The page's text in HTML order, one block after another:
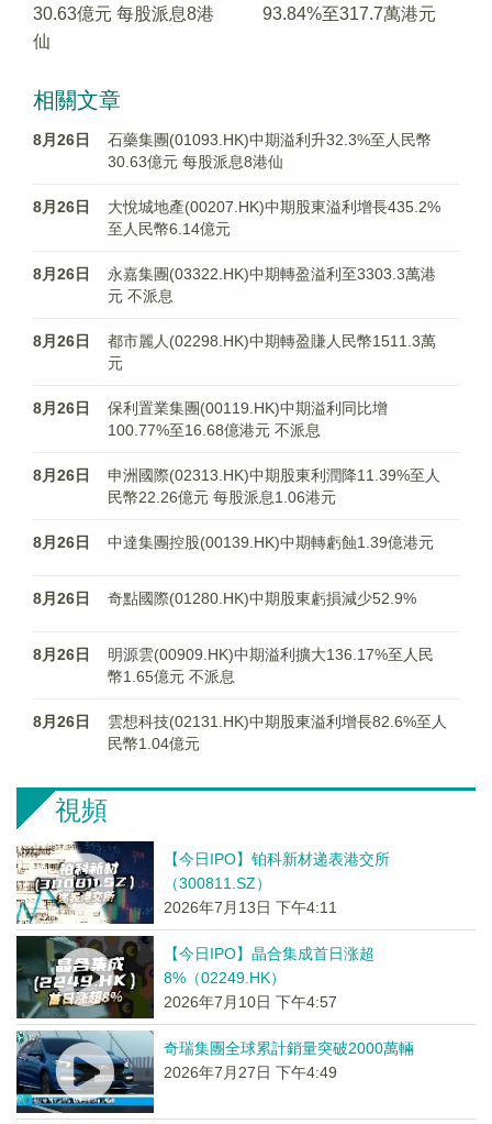
30.63億元 每股派息8港
仙
93.84%至317.7萬港元
相關文章
8月26日
石藥集團(01093.HK)中期溢利升32.3%至人民幣
30.63億元 每股派息8港仙
8月26日
大悅城地產(00207.HK)中期股東溢利增長435.2%
至人民幣6.14億元
8月26日
永嘉集團(03322.HK)中期轉盈溢利至3303.3萬港
元 不派息
8月26日
都市麗人(02298.HK)中期轉盈賺人民幣1511.3萬
元
8月26日
保利置業集團(00119.HK)中期溢利同比增
100.77%至16.68億港元 不派息
8月26日
申洲國際(02313.HK)中期股東利潤降11.39%至人
民幣22.26億元 每股派息1.06港元
8月26日 中達集團控股(00139.HK)中期轉虧蝕1.39億港元
8月26日 奇點國際(01280.HK)中期股東虧損減少52.9%
8月26日
明源雲(00909.HK)中期溢利擴大136.17%至人民
幣1.65億元 不派息
8月26日
雲想科技(02131.HK)中期股東溢利增長82.6%至人
民幣1.04億元
視頻
【今日IPO】铂科新材递表港交所
（300811.SZ）
2026年7月13日 下午4:11
【今日IPO】晶合集成首日涨超
8%（02249.HK）
2026年7月10日 下午4:57
奇瑞集團全球累計銷量突破2000萬輛
2026年7月27日 下午4:49